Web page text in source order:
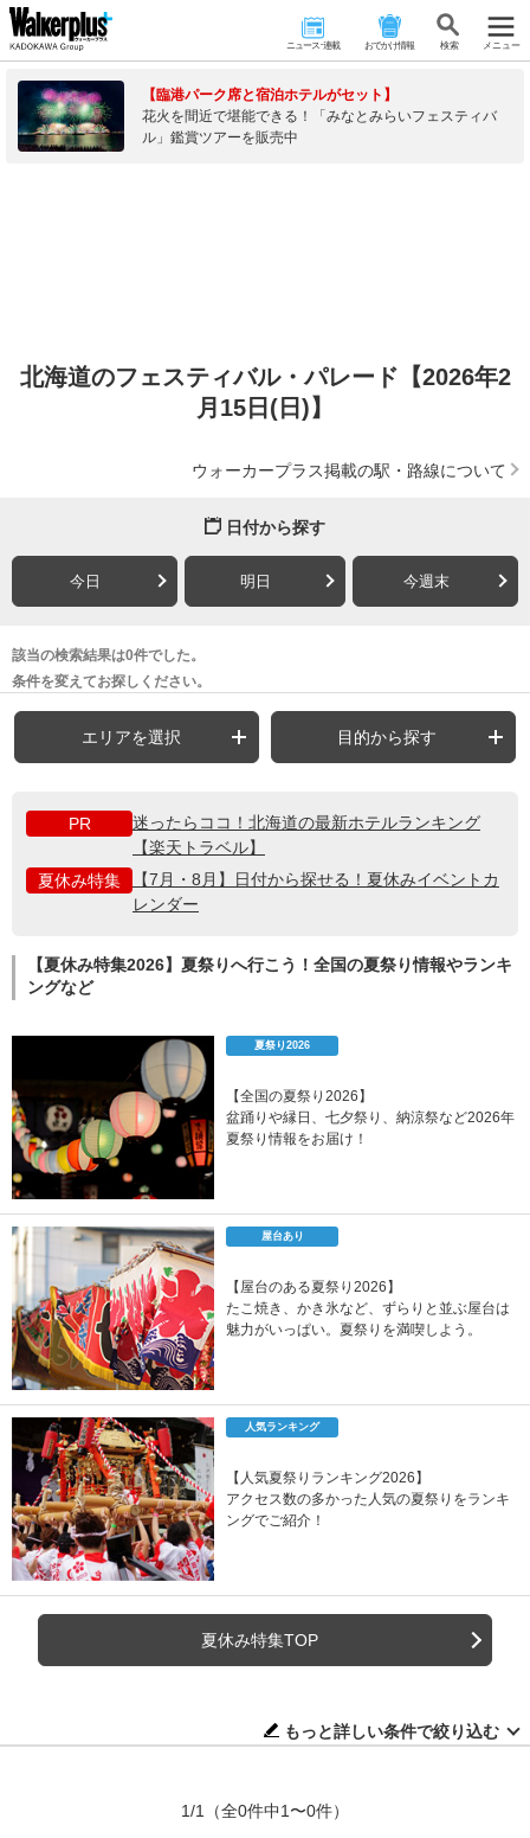
ニュース･連載 おでかけ情報 検 索 メニュー
【臨港パーク席と宿泊ホテルがセット】
花火を間近で堪能できる！「みなとみらいフェスティバ
ル」鑑賞ツアーを販売中
北海道のフェスティバル・パレード【2026年2
月15日(日)】
ウォーカープラス掲載の駅・路線について
日付から探す
今日 明日 今週末
該当の検索結果は0件でした。
条件を変えてお探しください。
エリアを選択 目的から探す
PR
迷ったらココ！北海道の最新ホテルランキング
【楽天トラベル】
夏休み特集
【7月・8月】日付から探せる！夏休みイベントカ
レンダー
【夏休み特集2026】夏祭りへ行こう！全国の夏祭り情報やランキ
ングなど
夏祭り2026
【全国の夏祭り2026】
盆踊りや縁日、七夕祭り、納涼祭など2026年
夏祭り情報をお届け！
屋台あり
【屋台のある夏祭り2026】
たこ焼き、かき氷など、ずらりと並ぶ屋台は
魅力がいっぱい。夏祭りを満喫しよう。
人気ランキング
【人気夏祭りランキング2026】
アクセス数の多かった人気の夏祭りをランキ
ングでご紹介！
夏休み特集TOP
もっと詳しい条件で絞り込む
1/1 （全0件中1〜0件）